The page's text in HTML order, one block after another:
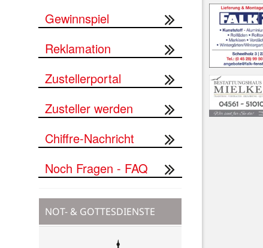
Gewinnspiel
Reklamation
Zustellerportal
Zusteller werden
Chiffre-Nachricht
Noch Fragen - FAQ
NOT- & GOTTESDIENSTE